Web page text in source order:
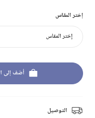
إختر المقاس
إختر المقاس
أضف إلى
التوصيل